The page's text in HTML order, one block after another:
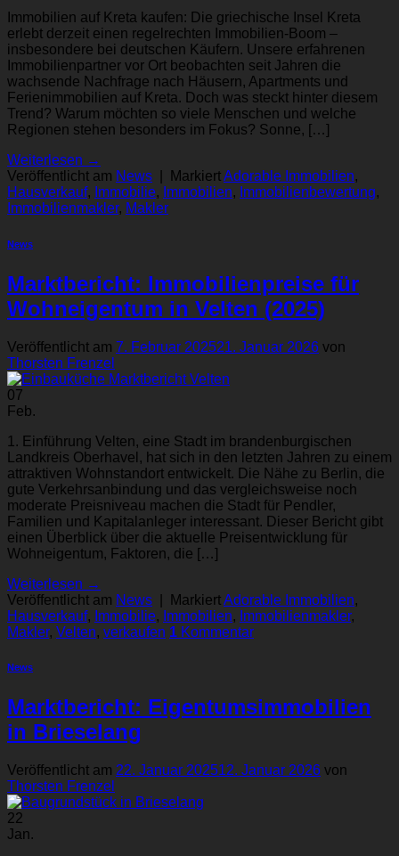
Immobilien auf Kreta kaufen: Die griechische Insel Kreta
erlebt derzeit einen regelrechten Immobilien-Boom –
insbesondere bei deutschen Käufern. Unsere erfahrenen
Immobilienpartner vor Ort beobachten seit Jahren die
wachsende Nachfrage nach Häusern, Apartments und
Ferienimmobilien auf Kreta. Doch was steckt hinter diesem
Trend? Warum möchten so viele Menschen und welche
Regionen stehen besonders im Fokus? Sonne, […]
Weiterlesen →
Veröffentlicht am News MarkiertAdorable Immobilien,
Hausverkauf, Immobilie, Immobilien, Immobilienbewertung,
Immobilienmakler, Makler
News
Marktbericht: Immobilienpreise für
Wohneigentum in Velten (2025)
Veröffentlicht am 7. Februar 202521. Januar 2026 von
Thorsten Frenzel
07
Feb.
1. Einführung Velten, eine Stadt im brandenburgischen
Landkreis Oberhavel, hat sich in den letzten Jahren zu einem
attraktiven Wohnstandort entwickelt. Die Nähe zu Berlin, die
gute Verkehrsanbindung und das vergleichsweise noch
moderate Preisniveau machen die Stadt für Pendler,
Familien und Kapitalanleger interessant. Dieser Bericht gibt
einen Überblick über die aktuelle Preisentwicklung für
Wohneigentum, Faktoren, die […]
Weiterlesen →
Veröffentlicht am News MarkiertAdorable Immobilien,
Hausverkauf, Immobilie, Immobilien, Immobilienmakler,
Makler, Velten, verkaufen 1 Kommentar
News
Marktbericht: Eigentumsimmobilien
in Brieselang
Veröffentlicht am 22. Januar 202512. Januar 2026 von
Thorsten Frenzel
22
Jan.